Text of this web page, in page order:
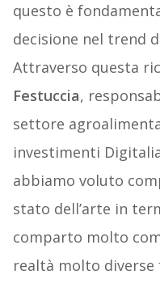
questo è
decisione nel trend
Attraverso questa
Festuccia,
settore
investimenti
abbiamo voluto
stato dell’arte in
comparto molto
realtà molto